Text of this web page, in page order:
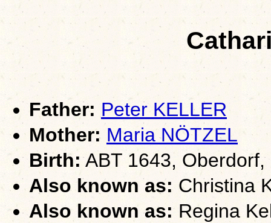
Father: Peter KELLER
Mother: Maria NÖTZEL
Birth:ABT 1643,
Also known as: Christina
Also known as:Regina